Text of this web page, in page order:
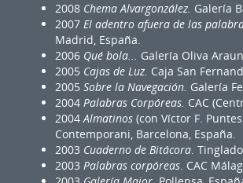
2008 Chema Alvargonzález. Galería
2007 El adentro afuera de las
Madrid, España.
2006 Qué bola... Galería Oliva
2005 Cajas de Luz. Caja San
2005 Sobre la Navegación. Galería
2004 Palabras Corpóreas. CAC
2004Almatinos (con Víctor F.
Contemporani, Barcelona, España.
2003 Cuaderno de Bitácora.
2003 Palabras corpóreas. CAC